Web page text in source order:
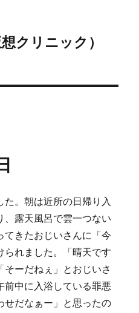
クリニック）
。朝は近所の日帰り入
、露天風呂で雲一つない
てきたおじいさんに「今
られました。「晴天です
ーだねぇ」とおじいさ
前中に入浴している罪悪
せだなぁー」と思ったの